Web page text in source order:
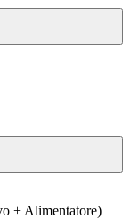
+ Alimentatore)